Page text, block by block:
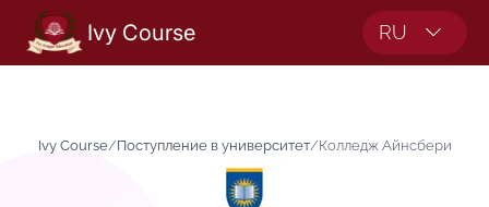
Ivy Course RU
Ivy Course/Поступление в университет/Колледж Айнсбери